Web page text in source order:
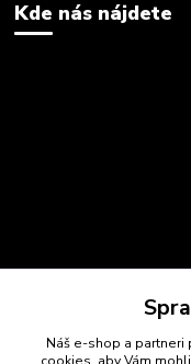
Kde nás nájdete
Náš e-shop a partneri
cookies, aby Vám